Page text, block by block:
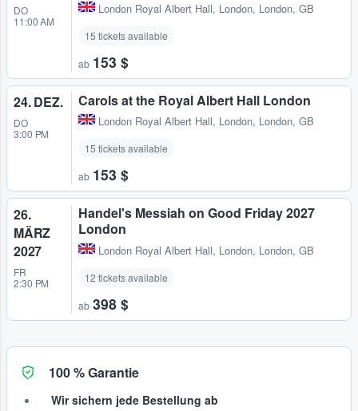
DO
11:00 AM
London Royal Albert Hall, London, London, GB
15 tickets available
ab 153 $
24. DEZ.
DO
3:00 PM
Carols at the Royal Albert Hall London
London Royal Albert Hall, London, London, GB
15 tickets available
ab 153 $
26.
MÄRZ
2027
FR
2:30 PM
Handel's Messiah on Good Friday 2027
London
London Royal Albert Hall, London, London, GB
12 tickets available
ab 398 $
100 % Garantie
Wir sichern jede Bestellung ab